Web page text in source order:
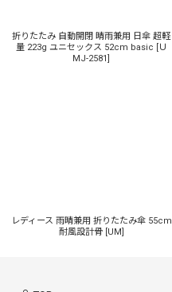
折りたたみ 自動開閉 晴雨兼用 日傘 超軽
量 223g ユニセックス 52cm basic [Ｕ
MJ-2581]
レディース 雨晴兼用 折りたたみ傘 55cm
耐風設計骨 [UM]